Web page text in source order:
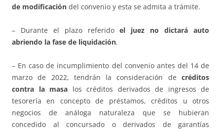
de modificación del convenio y esta se admita a trámite.
– Durante el plazo referidoel juez no dictará auto
abriendo la fase de liquidación.
– En caso de incumplimiento del convenio antes del 14 de
marzo de 2022, tendrán la consideración de créditos
contra la masa los créditos derivados de ingresos de
tesorería en concepto de préstamos, créditos u otros
negocios de análoga naturaleza que se hubieran
concedido al concursado o derivados de garantías